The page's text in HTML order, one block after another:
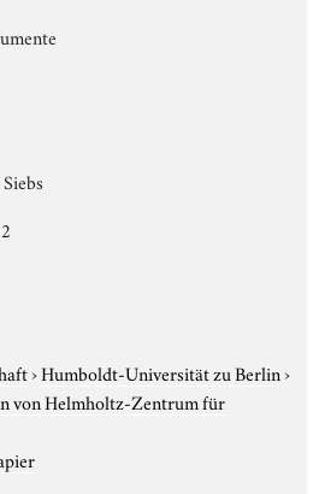
›Humboldt-Universität zu Berlin›
von Helmholtz-Zentrum für